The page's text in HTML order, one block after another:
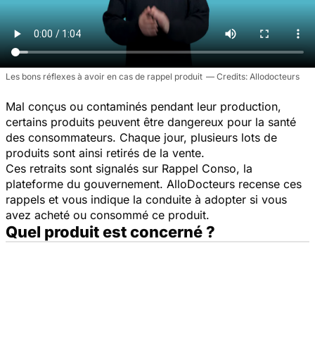
Les bons réflexes à avoir en cas de rappel produit Allodocteurs
Mal conçus ou contaminés pendant leur production,
certains produits peuvent être dangereux pour la santé
des consommateurs. Chaque jour, plusieurs lots de
produits sont ainsi retirés de la vente.
Ces retraits sont signalés sur Rappel Conso, la
plateforme du gouvernement. AlloDocteurs recense ces
rappels et vous indique la conduite à adopter si vous
avez acheté ou consommé ce produit.
Quel produit est concerné ?